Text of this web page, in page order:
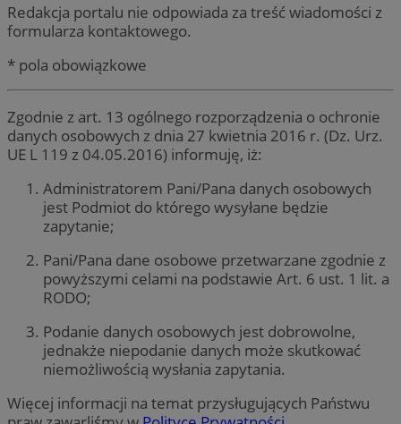
Redakcja portalu nie odpowiada za treść wiadomości z
formularza kontaktowego.
* pola obowiązkowe
Zgodnie z art. 13 ogólnego rozporządzenia o ochronie
danych osobowych z dnia 27 kwietnia 2016 r. (Dz. Urz.
UE L 119 z 04.05.2016) informuję, iż:
Administratorem Pani/Pana danych osobowych
jest Podmiot do którego wysyłane będzie
zapytanie;
Pani/Pana dane osobowe przetwarzane zgodnie z
powyższymi celami na podstawie Art. 6 ust. 1 lit. a
RODO;
Podanie danych osobowych jest dobrowolne,
jednakże niepodanie danych może skutkować
niemożliwością wysłania zapytania.
Więcej informacji na temat przysługujących Państwu